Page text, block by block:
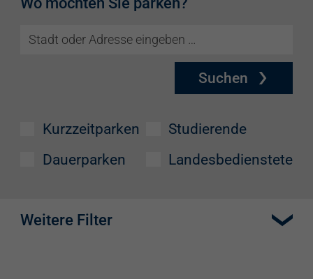
Suchen
Kurzzeitparken
Dauerparken
Studierende
Landesbedienstete
Weitere Filter